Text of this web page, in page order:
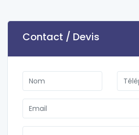
Contact / Devis